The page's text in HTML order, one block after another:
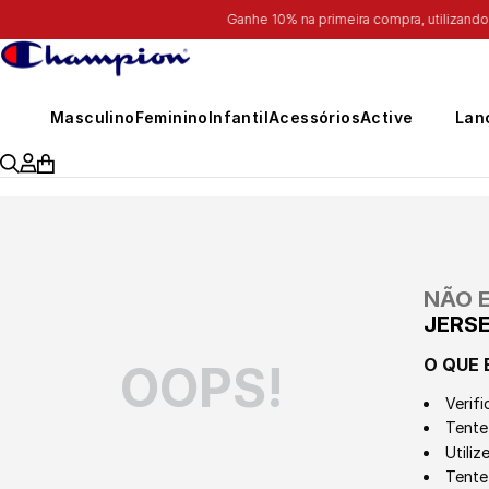
MasculinoFemininoInfantilAcessóriosActive
OOPS!
NÃO
O QUE